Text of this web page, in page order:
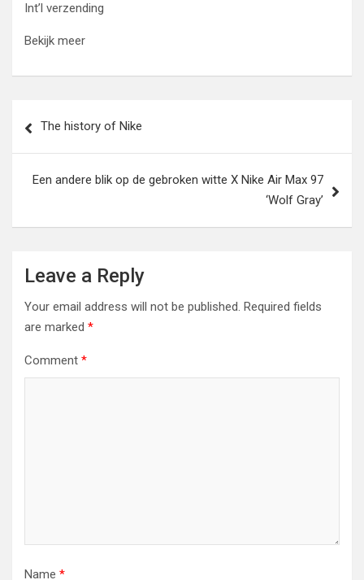
Int’l verzending
Bekijk meer
navigation
The history of Nike
Een andere blik op de gebroken witte X Nike Air Max 97
‘Wolf Gray’
Leave a Reply
Your email address will not be published. Required fields
are marked *
Comment *
Name *